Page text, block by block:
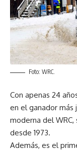
Foto: WRC.
Con apenas 24
en el ganador más
moderna del
desde 1973.
Además, es el